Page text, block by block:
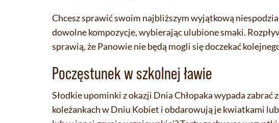
Chcesz sprawić swoim najbliższym wyjątkową
dowolne kompozycje, wybierając ulubione smaki.
sprawią, że Panowie nie będą mogli się doczekać
Poczęstunek w szkolnej ławie
Słodkie upominki z okazji Dnia Chłopaka wypada zabrać
koleżankach w Dniu Kobiet i obdarowują je kwiatkami